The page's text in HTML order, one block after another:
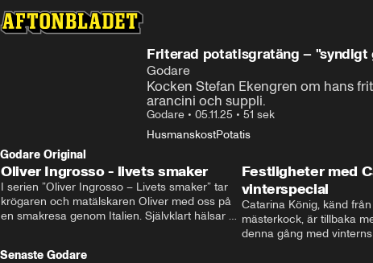
Friterad potatisgratäng – "syndigt
Godare
Kocken Stefan Ekengren om hans
arancini och suppli.
Godare • 05.11.25 • 51 sek
HusmanskostPotatis
Godare Original
Oliver Ingrosso - livets smaker
I serien ”Oliver Ingrosso – Livets smaker” tar
krögaren och matälskaren Oliver med oss på
en smakresa genom Italien. Självklart hälsar
Festligheter med
vinterspecial
Catarina König, känd
mästerkock, är tillbaka
denna gång med
Senaste Godare